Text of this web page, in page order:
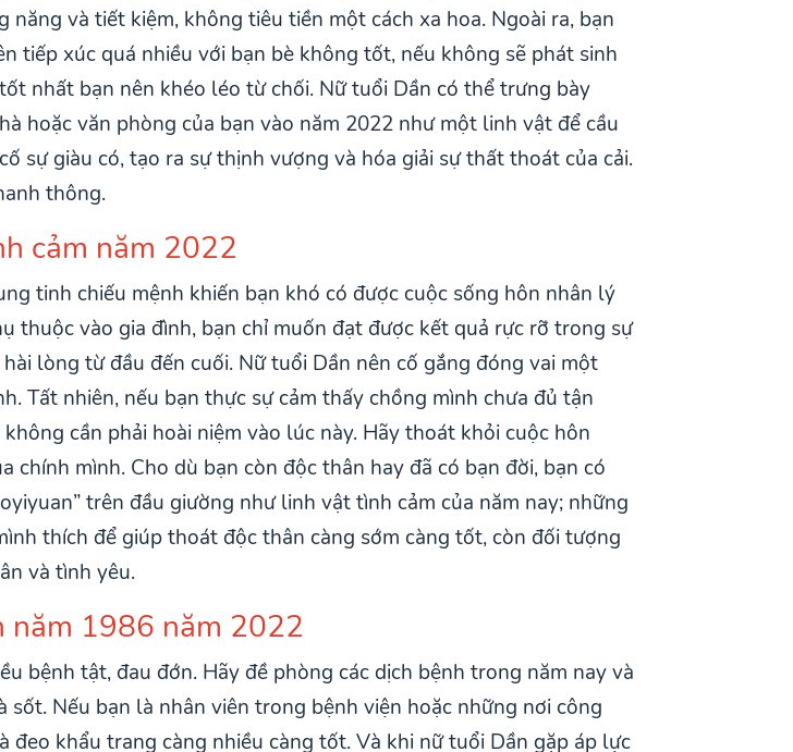
và tiết kiệm, không tiêu tiền một cách xa hoa. Ngoài ra, bạn
tiếp xúc quá nhiều với bạn bè không tốt, nếu không sẽ phát sinh
nhất bạn nên khéo léo từ chối. Nữ tuổi Dần có thể trưng bày
hoặc văn phòng của bạn vào năm 2022 như một linh vật để cầu
sự giàu có, tạo ra sự thịnh vượng và hóa giải sự thất thoát của cải.
thông.
cảm năm 2022
tinh chiếu mệnh khiến bạn khó có được cuộc sống hôn nhân lý
thuộc vào gia đình, bạn chỉ muốn đạt được kết quả rực rỡ trong sự
lòng từ đầu đến cuối. Nữ tuổi Dần nên cố gắng đóng vai một
Tất nhiên, nếu bạn thực sự cảm thấy chồng mình chưa đủ tận
cần phải hoài niệm vào lúc này. Hãy thoát khỏi cuộc hôn
mình. Cho dù bạn còn độc thân hay đã có bạn đời, bạn có
trên đầu giường như linh vật tình cảm của năm nay; những
thích để giúp thoát độc thân càng sớm càng tốt, còn đối tượng
và tình yêu.
năm 1986 năm 2022
bệnh tật, đau đớn. Hãy đề phòng các dịch bệnh trong năm nay và
Nếu bạn là nhân viên trong bệnh viện hoặc những nơi công
đeo khẩu trang càng nhiều càng tốt. Và khi nữ tuổi Dần gặp áp lực